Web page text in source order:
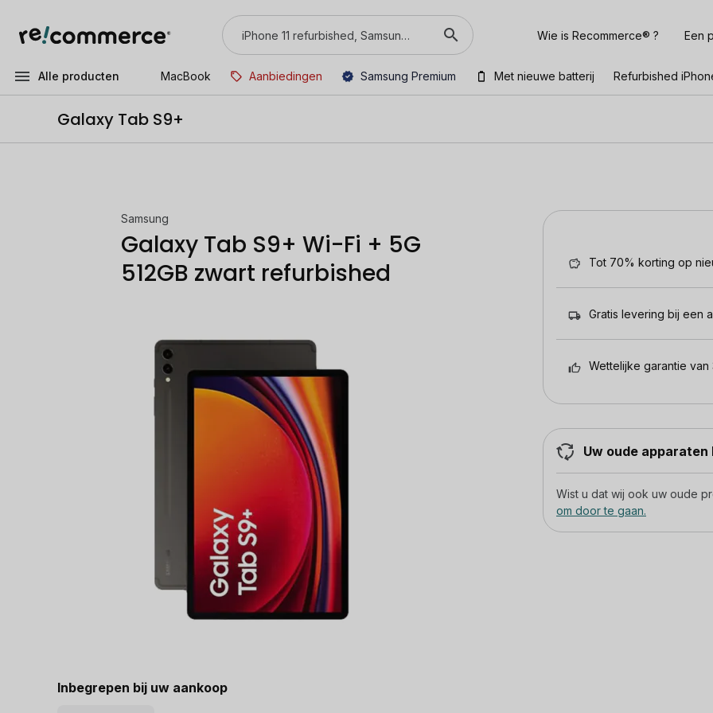
Wie is Recommerce® ? Een
Alle producten MacBook Aanbiedingen Samsung Premium Met nieuwe batterij Refurbished
Galaxy Tab S9+
Samsung
Galaxy Tab S9+ Wi-Fi + 5G
512GB zwart refurbished
Inbegrepen bij uw aankoop
Tot 70% korting op
Gratis levering bij een
Wettelijke garantie van
Uw oude
Wist u dat wij ook uw oude
om door te gaan.